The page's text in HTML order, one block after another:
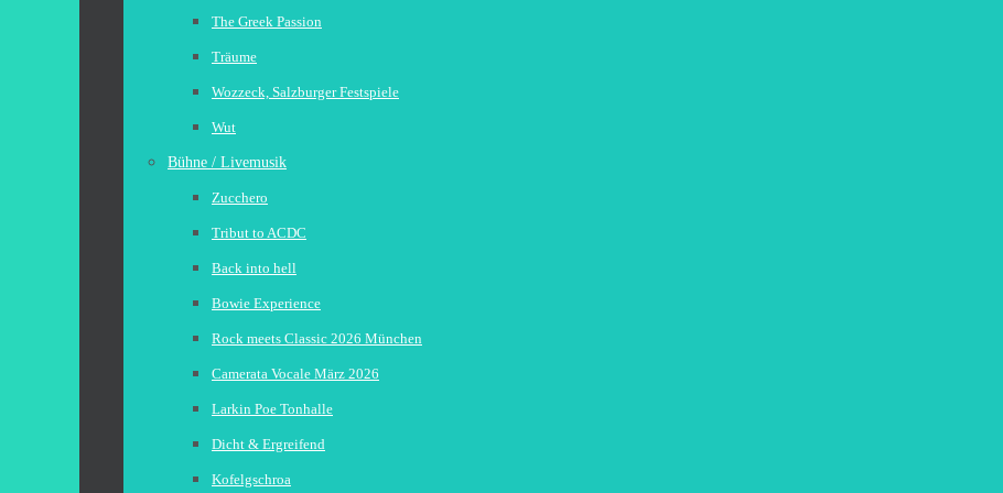
The Greek Passion
Träume
Wozzeck, Salzburger Festspiele
Wut
Bühne / Livemusik
Zucchero
Tribut to ACDC
Back into hell
Bowie Experience
Rock meets Classic 2026 München
Camerata Vocale März 2026
Larkin Poe Tonhalle
Dicht & Ergreifend
Kofelgschroa